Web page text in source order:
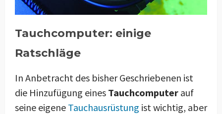
Tauchcomputer: einige
Ratschläge
In Anbetracht des bisher Geschriebenen ist
die Hinzufügung eines Tauchcomputer auf
seine eigene Tauchausrüstung ist wichtig, aber